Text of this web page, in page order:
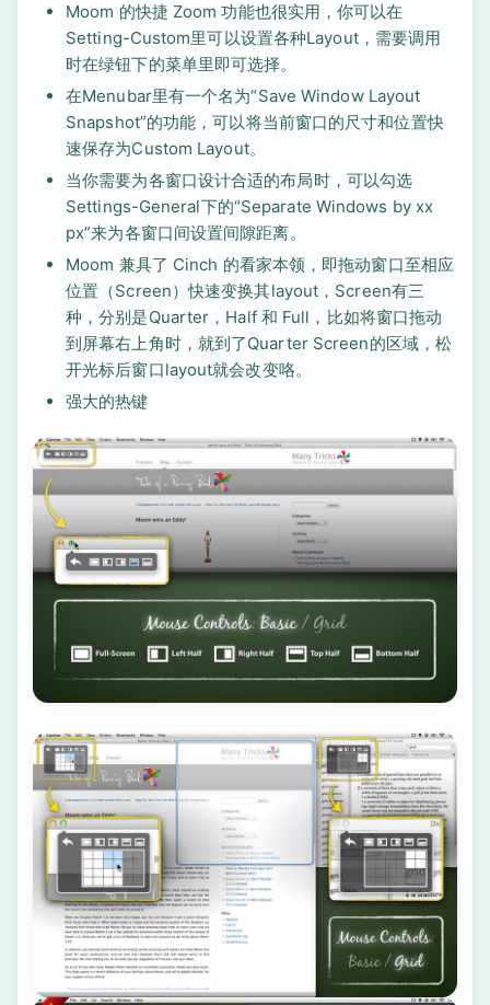
Moom 的快捷 Zoom 功能也很实用，你可以在
Setting-Custom里可以设置各种Layout，需要调用
时在绿钮下的菜单里即可选择。
在Menubar里有一个名为“Save Window Layout
Snapshot”的功能，可以将当前窗口的尺寸和位置快
速保存为Custom Layout。
当你需要为各窗口设计合适的布局时，可以勾选
Settings-General下的“Separate Windows by xx
px”来为各窗口间设置间隙距离。
Moom 兼具了 Cinch 的看家本领，即拖动窗口至相应
位置（Screen）快速变换其layout，Screen有三
种，分别是Quarter，Half 和 Full，比如将窗口拖动
到屏幕右上角时，就到了Quarter Screen的区域，松
开光标后窗口layout就会改变咯。
强大的热键